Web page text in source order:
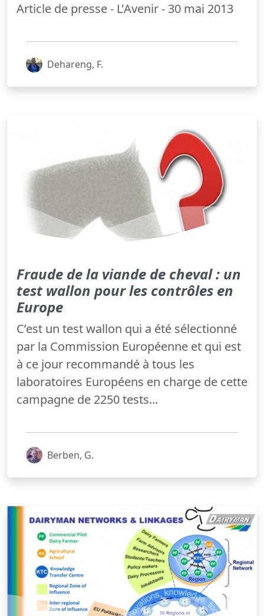
Article de presse - L'Avenir - 30 mai 2013
Dehareng, F.
Fraude de la viande de cheval : un
test wallon pour les contrôles en
Europe
C’est un test wallon qui a été sélectionné
par la Commission Européenne et qui est
à ce jour recommandé à tous les
laboratoires Européens en charge de cette
campagne de 2250 tests...
Berben, G.